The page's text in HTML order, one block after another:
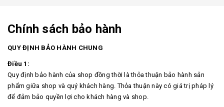
Chính sách bảo hành
QUY ĐỊNH BẢO HÀNH CHUNG
Điều 1:
Quy định bảo hành của shop đồng thời là thỏa thuận bảo hành sản
phẩm giữa shop và quý khách hàng. Thỏa thuận này có giá trị pháp lý
để đảm bảo quyền lợi cho khách hàng và shop.